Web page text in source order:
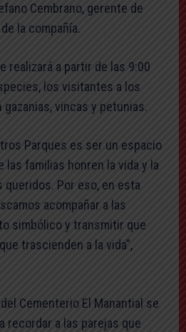
Cembrano, gerente de
la compañía.
realizará a partir de las 9:00
los visitantes a los
vincas y petunias.
Parques es ser un espacio
las familias honren la vida y la
queridos. Por eso, en esta
acompañar a las
simbólico y transmitir que
trascienden a la vida”,
Cementerio El Manantial se
recordar a las parejas que